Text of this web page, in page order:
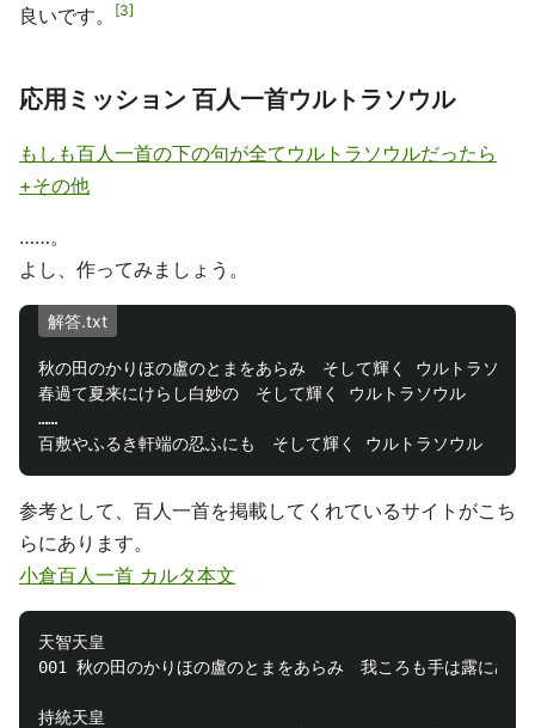
良いです。
3
応用ミッション 百人一首ウルトラソウル
もしも百人一首の下の句が全てウルトラソウルだったら
+その他
……。
よし、作ってみましょう。
解答.txt
秋の田のかりほの盧のとまをあらみ　そして輝く ウルトラソウル
春過て夏来にけらし白妙の　そして輝く ウルトラソウル
……
参考として、百人一首を掲載してくれているサイトがこち
らにあります。
小倉百人一首 カルタ本文
天智天皇
001 秋の田のかりほの盧のとまをあらみ　我ころも手は露にぬれ
持統天皇